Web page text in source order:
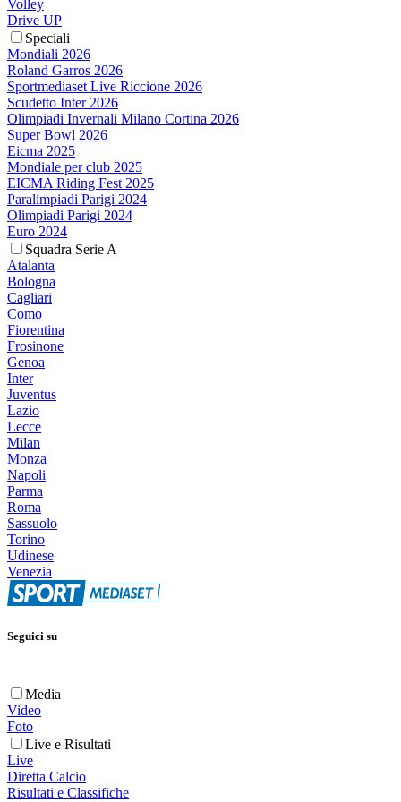
Volley
Drive UP
Speciali
Mondiali 2026
Roland Garros 2026
Sportmediaset Live Riccione 2026
Scudetto Inter 2026
Olimpiadi Invernali Milano Cortina 2026
Super Bowl 2026
Eicma 2025
Mondiale per club 2025
EICMA Riding Fest 2025
Paralimpiadi Parigi 2024
Olimpiadi Parigi 2024
Euro 2024
Squadra Serie A
Atalanta
Bologna
Cagliari
Como
Fiorentina
Frosinone
Genoa
Inter
Juventus
Lazio
Lecce
Milan
Monza
Napoli
Parma
Roma
Sassuolo
Torino
Udinese
Venezia
Seguici su
Media
Video
Foto
Live e Risultati
Live
Diretta Calcio
Risultati e Classifiche